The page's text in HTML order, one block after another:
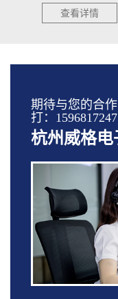
查看详情
期待与您的合
打：
杭州威格